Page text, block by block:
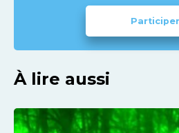
Participer
À lire aussi